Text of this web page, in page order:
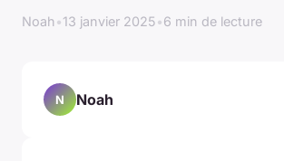
Noah•13 janvier 2025•6 min de lecture
N Noah